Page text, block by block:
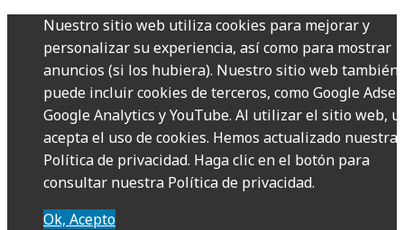
Nuestro sitio web utiliza cookies para mejorar y
personalizar su experiencia, así como para mostrar
anuncios (si los hubiera). Nuestro sitio web también
puede incluir cookies de terceros, como Google
Google Analytics y YouTube. Al utilizar el sitio web,
acepta el uso de cookies. Hemos actualizado nuestra
Política de privacidad. Haga clic en el botón para
consultar nuestra Política de privacidad.
Ok, Acepto